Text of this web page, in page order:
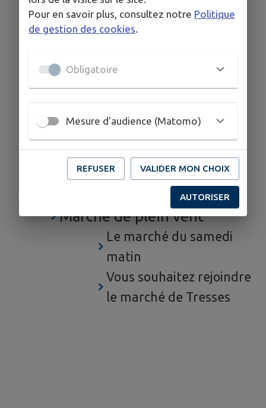
Les chiens catégorisés
Droits et devoirs
Info droits - conciliation
caniveaux, haies et
Mobilités
Transports en commun
Mobilités douces
Marché de plein vent
Le marché du samedi
matin
Vous souhaitez rejoindre
le marché de Tresses
Pour en savoir plus, consultez notre Politique
de gestion des cookies
Obligatoire
Mesure d'audience (Matomo)
REFUSER VALIDER MON CHOIX
AUTORISER